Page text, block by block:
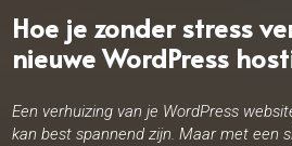
Hoe je zonder stress
nieuwe WordPress
Een verhuizing van je WordPress
kan best spannend zijn. Maar met een